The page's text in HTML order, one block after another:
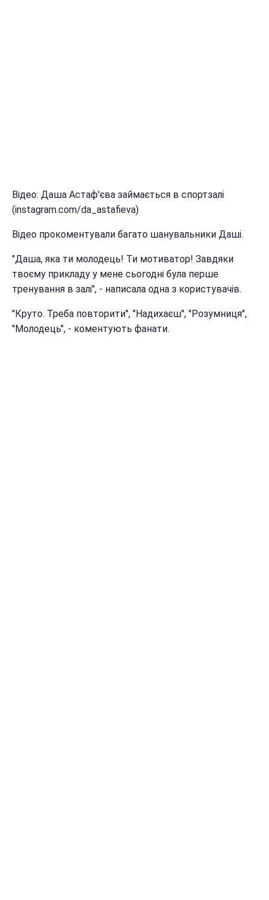
Відео: Даша Астаф'єва займається в спортзалі
(instagram.com/da_astafieva)
Відео прокоментували багато шанувальники Даші.
"Даша, яка ти молодець! Ти мотиватор! Завдяки
твоєму прикладу у мене сьогодні була перше
тренування в залі", - написала одна з користувачів.
"Круто. Треба повторити", "Надихаєш", "Розумниця",
"Молодець", - коментують фанати.